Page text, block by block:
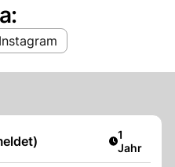
Instagram
Artikel
1
Jahr